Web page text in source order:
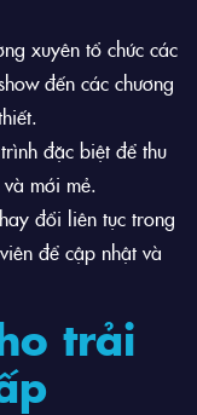
xuyên tổ chức các
đến các chương
đặc biệt để thu
mới mẻ.
đổi liên tục trong
để cập nhật và
trải